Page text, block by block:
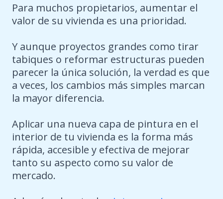
Para muchos propietarios, aumentar el
valor de su vivienda es una prioridad.
Y aunque proyectos grandes como tirar
tabiques o reformar estructuras pueden
parecer la única solución, la verdad es que
a veces, los cambios más simples marcan
la mayor diferencia.
Aplicar una nueva capa de pintura en el
interior de tu vivienda es la forma más
rápida, accesible y efectiva de mejorar
tanto su aspecto como su valor de
mercado.